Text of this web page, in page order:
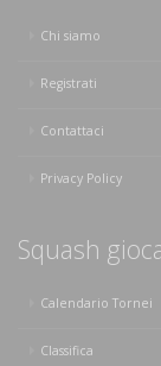
Chi siamo
Registrati
Contattaci
Privacy Policy
Squash
Calendario Tornei
Classifica